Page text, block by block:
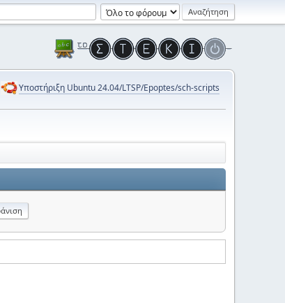
Υποστήριξη Ubuntu 24.04/LTSP/Epoptes/sch-scripts